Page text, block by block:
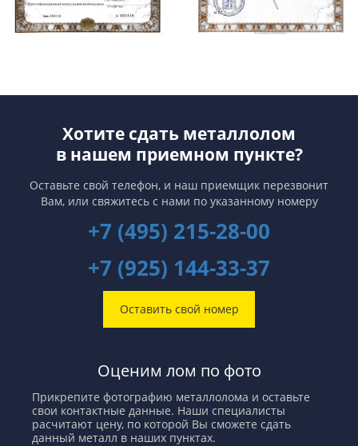
Хотите сдать металлолом
в нашем приемном пункте?
Оставьте свой телефон, и наш приемщик перезвонит
Вам, или свяжитесь с нами по указанному номеру
+7 (495) 215-28-00
+7 (925) 144-33-37
Оставить свой номер
Оценим лом по фото
Прикрепите фотографию металлолома и оставьте
свои контактные данные. Наши специалисты
расчитают цену, по которой Вы сможете сдать
данный металл в наших пунктах.